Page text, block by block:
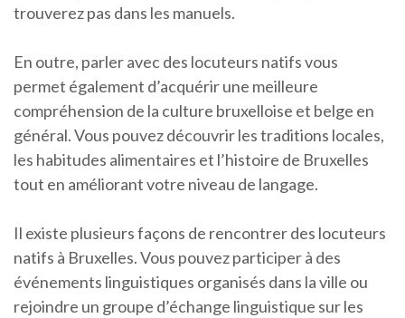
trouverez pas dans les manuels.
En outre, parler avec des locuteurs natifs vous
permet également d’acquérir une meilleure
compréhension de la culture bruxelloise et belge en
général. Vous pouvez découvrir les traditions locales,
les habitudes alimentaires et l’histoire de Bruxelles
tout en améliorant votre niveau de langage.
Il existe plusieurs façons de rencontrer des locuteurs
natifs à Bruxelles. Vous pouvez participer à des
événements linguistiques organisés dans la ville ou
rejoindre un groupe d’échange linguistique sur les